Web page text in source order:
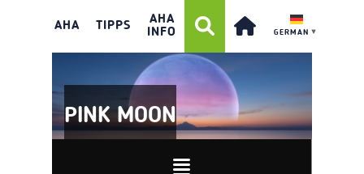
AHA TIPPS
AHA
INFO
GERMAN ▼
PINK MOON